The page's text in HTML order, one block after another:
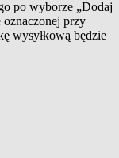
po wyborze „Dodaj
przy
wysyłkową będzie